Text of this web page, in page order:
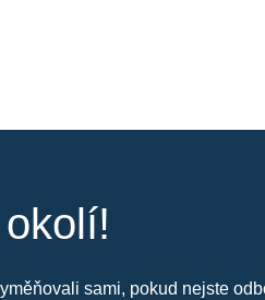
sami, pokud nejste